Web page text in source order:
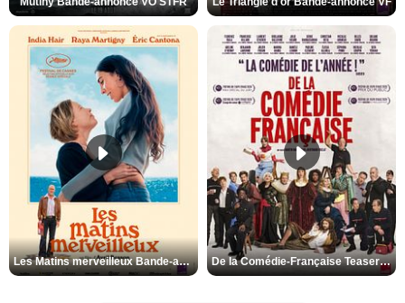
Les Matins merveilleux Bande-annonce VF De la Comédie-Française Teaser VF